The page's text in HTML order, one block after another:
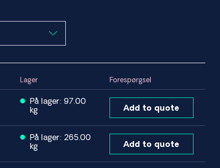
Lager Forespørgsel
På lager: 97.00
kg
Add to quote
På lager: 265.00
kg
Add to quote